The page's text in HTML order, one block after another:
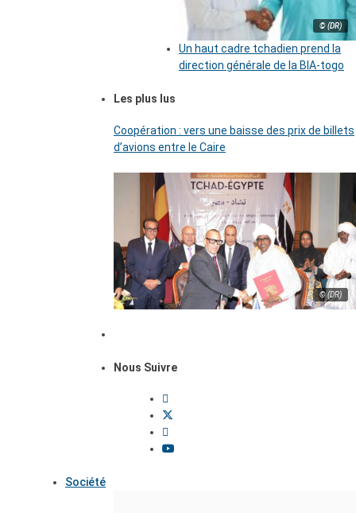
© (DR)
Un haut cadre tchadien prend la
direction générale de la BIA-togo
Les plus lus
Coopération : vers une baisse des prix de billets
d’avions entre le Caire
© (DR)
Nous Suivre
Société